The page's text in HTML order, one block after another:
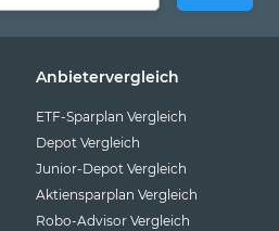
Anbietervergleich
ETF-Sparplan Vergleich
Depot Vergleich
Junior-Depot Vergleich
Aktiensparplan Vergleich
Robo-Advisor Vergleich